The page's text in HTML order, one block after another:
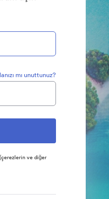
mı unuttunuz?
(çerezlerin ve diğer